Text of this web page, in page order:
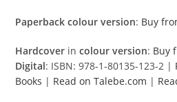
Paperback colour version: Buy
Hardcover incolour version: Buy
Digital: ISBN: 978-1-80135-123-2 |
Books | Read on Talebe.com |